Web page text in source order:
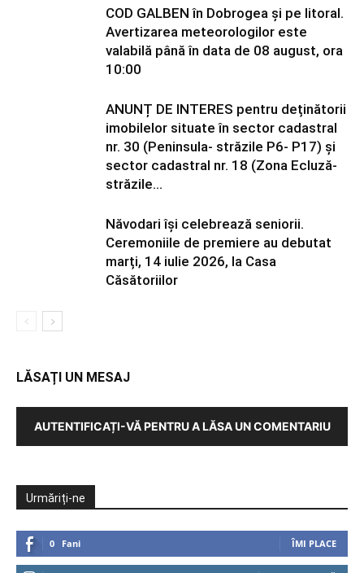
COD GALBEN în Dobrogea și pe litoral.
Avertizarea meteorologilor este
valabilă până în data de 08 august, ora
10:00
ANUNȚ DE INTERES pentru deținătorii
imobilelor situate în sector cadastral
nr. 30 (Peninsula- străzile P6- P17) și
sector cadastral nr. 18 (Zona Ecluză-
străzile...
Năvodari își celebrează seniorii.
Ceremoniile de premiere au debutat
marți, 14 iulie 2026, la Casa
Căsătoriilor
LĂSAȚI UN MESAJ
AUTENTIFICAȚI-VĂ PENTRU A LĂSA UN COMENTARIU
Urmăriți-ne
0 Fani ÎMI PLACE